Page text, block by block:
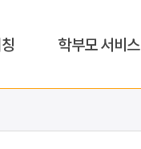
학부모 서비스